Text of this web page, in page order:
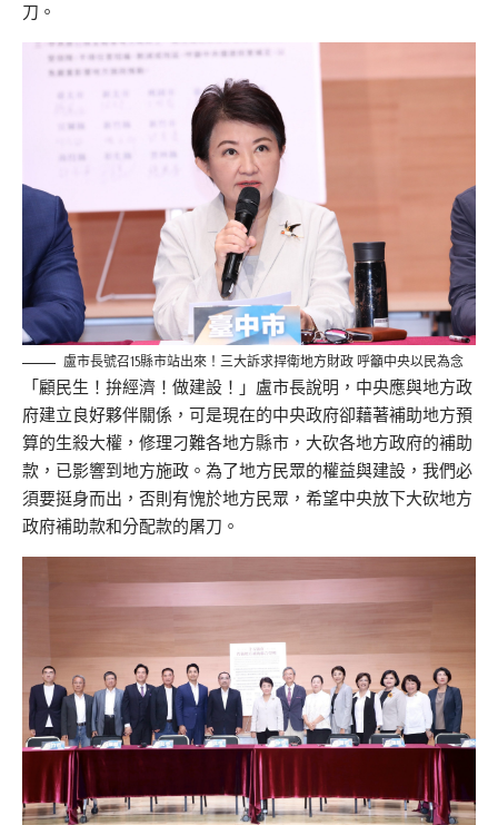
刀。
盧市長號召15縣市站出來！三大訴求捍衛地方財政 呼籲中央以民為念
「顧民生！拚經濟！做建設！」盧市長說明，中央應與地方政
府建立良好夥伴關係，可是現在的中央政府卻藉著補助地方預
算的生殺大權，修理刁難各地方縣市，大砍各地方政府的補助
款，已影響到地方施政。為了地方民眾的權益與建設，我們必
須要挺身而出，否則有愧於地方民眾，希望中央放下大砍地方
政府補助款和分配款的屠刀。